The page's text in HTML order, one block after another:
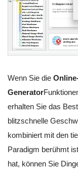
Wenn Sie die
Generator
erhalten Sie das
blitzschnelle
kombiniert mit den
Paradigm berühmt
hat, können Sie